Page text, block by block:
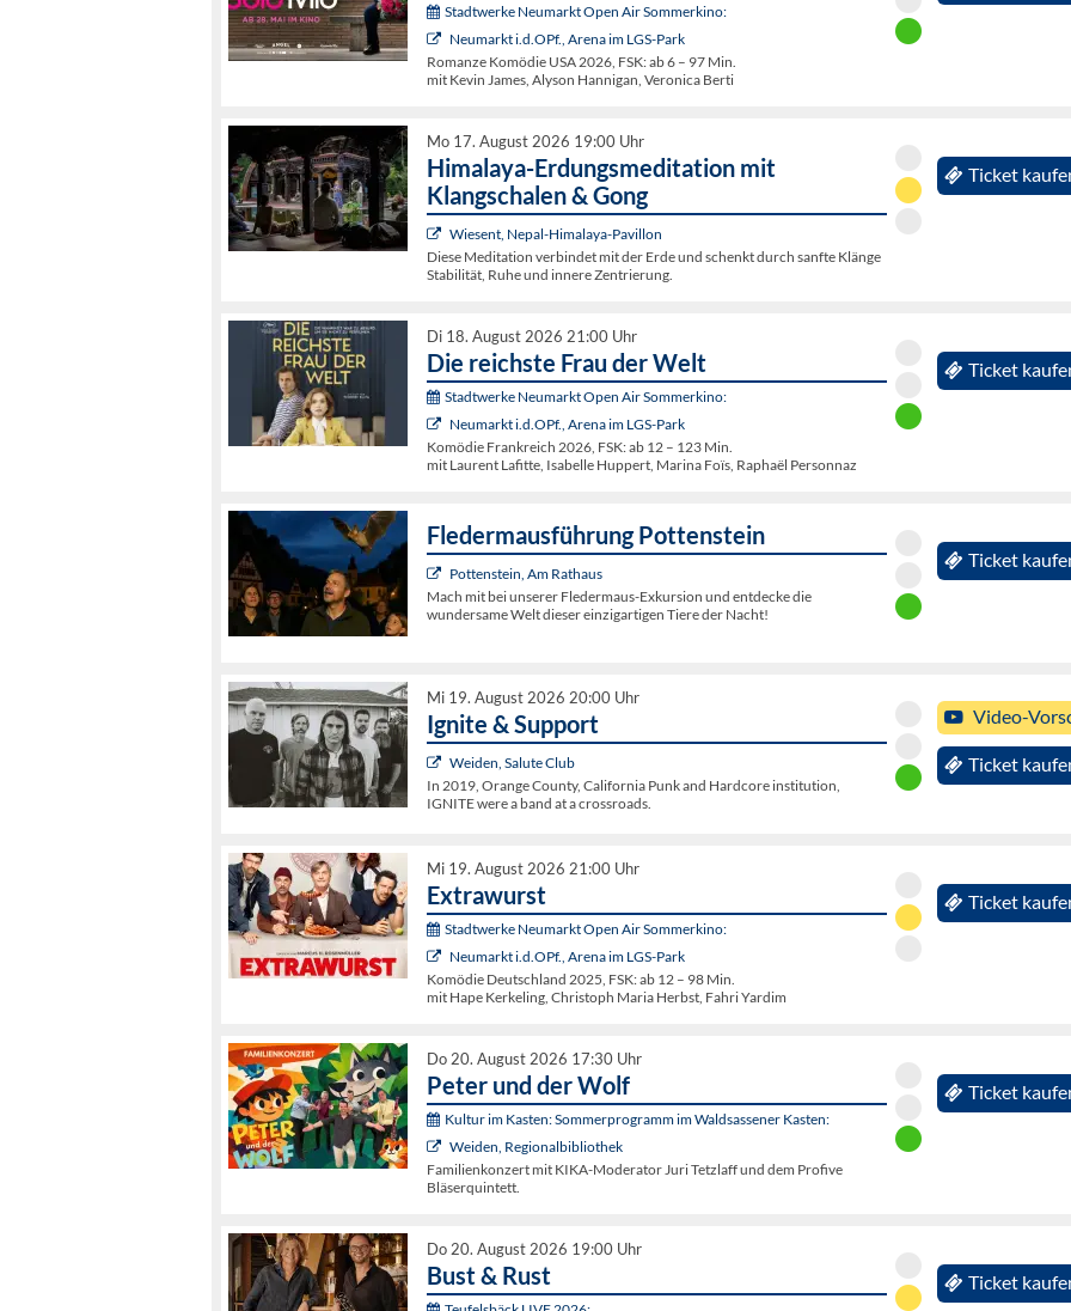
Stadtwerke Neumarkt Open Air Sommerkino:
Neumarkt i.d.OPf., Arena im LGS-Park
Romanze Komödie USA 2026, FSK: ab 6 – 97 Min.
mit Kevin James, Alyson Hannigan, Veronica Berti
Mo 17. August 2026 19:00 Uhr
Himalaya-Erdungsmeditation mit
Klangschalen & Gong
Wiesent, Nepal-Himalaya-Pavillon
Diese Meditation verbindet mit der Erde und schenkt durch sanfte Klänge
Stabilität, Ruhe und innere Zentrierung.
Ticket
Di 18. August 2026 21:00 Uhr
Die reichste Frau der Welt
Stadtwerke Neumarkt Open Air Sommerkino:
Neumarkt i.d.OPf., Arena im LGS-Park
Komödie Frankreich 2026, FSK: ab 12 – 123 Min.
mit Laurent Lafitte, Isabelle Huppert, Marina Foïs, Raphaël Personnaz
Ticket
Fledermausführung Pottenstein
Pottenstein, Am Rathaus
Mach mit bei unserer Fledermaus-Exkursion und entdecke die
wundersame Welt dieser einzigartigen Tiere der Nacht!
Ticket
Mi 19. August 2026 20:00 Uhr
Ignite & Support
Weiden, Salute Club
In 2019, Orange County, California Punk and Hardcore institution,
IGNITE were a band at a crossroads.
Video-
Ticket
Mi 19. August 2026 21:00 Uhr
Extrawurst
Stadtwerke Neumarkt Open Air Sommerkino:
Neumarkt i.d.OPf., Arena im LGS-Park
Komödie Deutschland 2025, FSK: ab 12 – 98 Min.
mit Hape Kerkeling, Christoph Maria Herbst, Fahri Yardim
Ticket
Do 20. August 2026 17:30 Uhr
Peter und der Wolf
Kultur im Kasten: Sommerprogramm im Waldsassener Kasten:
Weiden, Regionalbibliothek
Familienkonzert mit KIKA-Moderator Juri Tetzlaff und dem Profive
Bläserquintett.
Ticket
Do 20. August 2026 19:00 Uhr
Bust & Rust Ticket